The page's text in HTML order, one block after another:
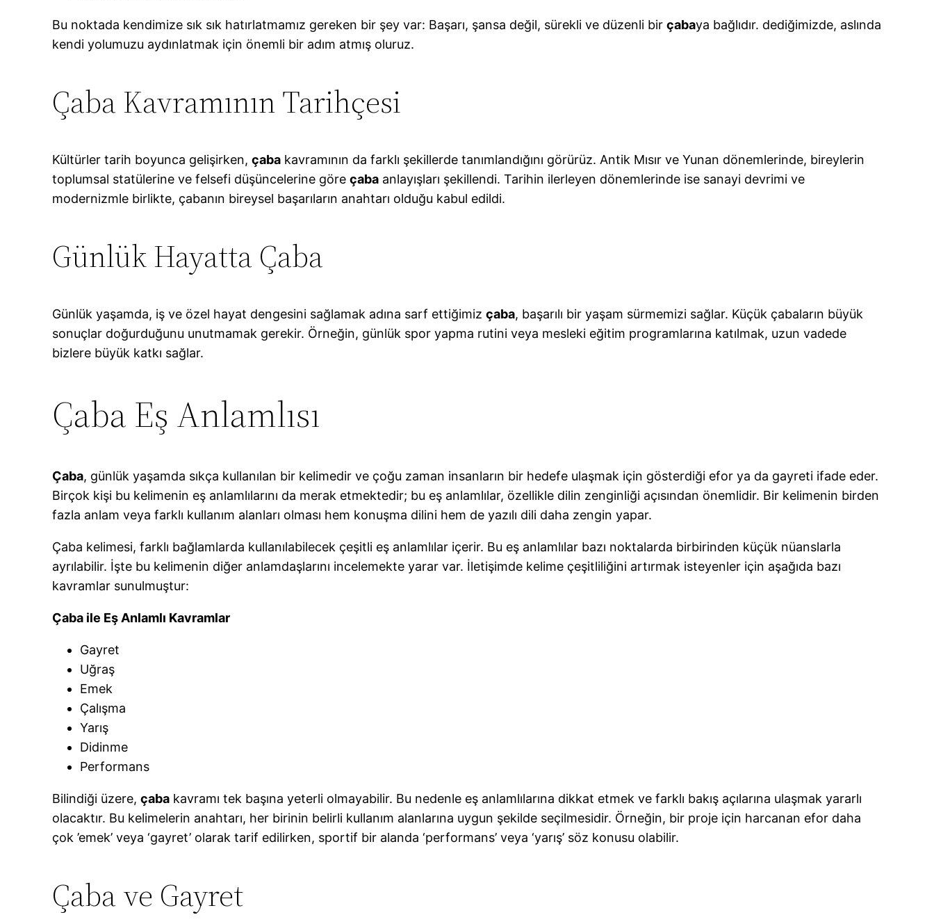
Bu noktada kendimize sık sık hatırlatmamız gereken bir şey var: Başarı, şansa değil, sürekli ve düzenli birçabaya bağlıdır. dediğimizde, aslında
kendi yolumuzu aydınlatmak için önemli bir adım atmış oluruz.
Çaba Kavramının Tarihçesi
Kültürler tarih boyunca gelişirken,çaba kavramının da farklı şekillerde tanımlandığını görürüz. Antik Mısır ve Yunan dönemlerinde, bireylerin
toplumsal statülerine ve felsefi düşüncelerine göreçaba anlayışları şekillendi. Tarihin ilerleyen dönemlerinde ise sanayi devrimi ve
modernizmle birlikte, çabanın bireysel başarıların anahtarı olduğu kabul edildi.
Günlük Hayatta Çaba
Günlük yaşamda, iş ve özel hayat dengesini sağlamak adına sarf ettiğimizçaba, başarılı bir yaşam sürmemizi sağlar. Küçük çabaların büyük
sonuçlar doğurduğunu unutmamak gerekir. Örneğin, günlük spor yapma rutini veya mesleki eğitim programlarına katılmak, uzun vadede
bizlere büyük katkı sağlar.
Çaba Eş Anlamlısı
Çaba, günlük yaşamda sıkça kullanılan bir kelimedir ve çoğu zaman insanların bir hedefe ulaşmak için gösterdiği efor ya da gayreti ifade eder.
Birçok kişi bu kelimenin eş anlamlılarını da merak etmektedir; bu eş anlamlılar, özellikle dilin zenginliği açısından önemlidir. Bir kelimenin birden
fazla anlam veya farklı kullanım alanları olması hem konuşma dilini hem de yazılı dili daha zengin yapar.
Çaba kelimesi, farklı bağlamlarda kullanılabilecek çeşitli eş anlamlılar içerir. Bu eş anlamlılar bazı noktalarda birbirinden küçük nüanslarla
ayrılabilir. İşte bu kelimenin diğer anlamdaşlarını incelemekte yarar var. İletişimde kelime çeşitliliğini artırmak isteyenler için aşağıda bazı
kavramlar sunulmuştur:
Çaba ile Eş Anlamlı Kavramlar
Gayret
Uğraş
Emek
Çalışma
Yarış
Didinme
Performans
Bilindiği üzere,çaba kavramı tek başına yeterli olmayabilir. Bu nedenle eş anlamlılarına dikkat etmek ve farklı bakış açılarına ulaşmak yararlı
olacaktır. Bu kelimelerin anahtarı, her birinin belirli kullanım alanlarına uygun şekilde seçilmesidir. Örneğin, bir proje için harcanan efor daha
çok ’emek’ veya ‘gayret’ olarak tarif edilirken, sportif bir alanda ‘performans’ veya ‘yarış’ söz konusu olabilir.
Çaba ve Gayret